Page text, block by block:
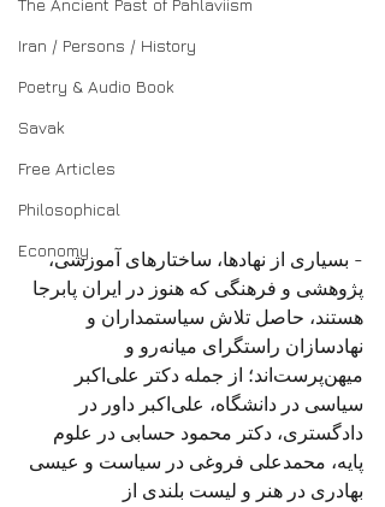
The Ancient Past of Pahlaviism
Iran / Persons / History
Poetry & Audio Book
Savak
Free Articles
Philosophical
Economy
- بسیاری از نهادها، ساختارهای آموزشی،
پژوهشی و فرهنگی که هنوز در ایران پابرجا
هستند، حاصل تلاش سیاستمداران و
نهادسازان راستگرای میانه‌رو و
میهن‌پرست‌اند؛ از جمله دکتر علی‌اکبر
سیاسی در دانشگاه، علی‌اکبر داور در
دادگستری، دکتر محمود حسابی در علوم
پایه، محمدعلی فروغی در سیاست و عیسی
بهادری در هنر و لیست بلندی از